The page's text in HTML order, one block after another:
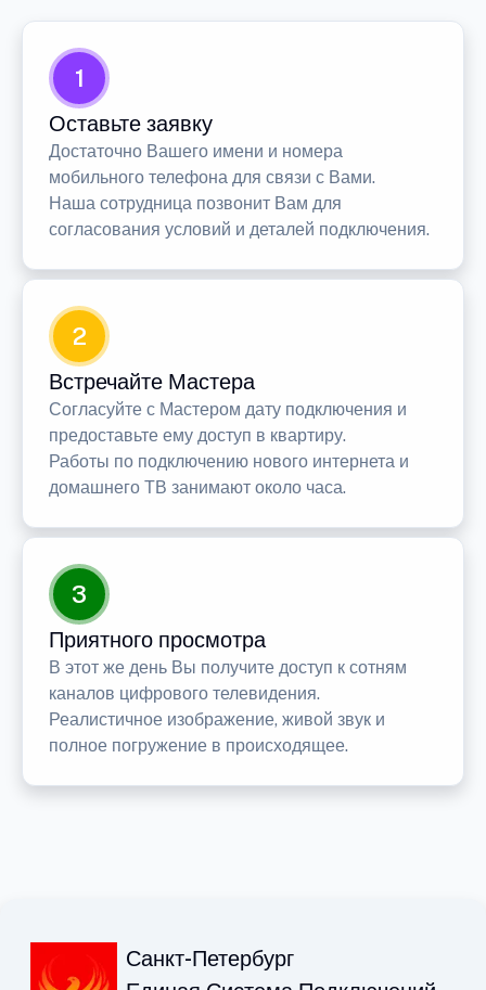
1
Оставьте заявку
Достаточно Вашего имени и номера
мобильного телефона для связи с Вами.
Наша сотрудница позвонит Вам для
согласования условий и деталей подключения.
2
Встречайте Мастера
Согласуйте с Мастером дату подключения и
предоставьте ему доступ в квартиру.
Работы по подключению нового интернета и
домашнего ТВ занимают около часа.
3
Приятного просмотра
В этот же день Вы получите доступ к сотням
каналов цифрового телевидения.
Реалистичное изображение, живой звук и
полное погружение в происходящее.
Санкт-Петербург